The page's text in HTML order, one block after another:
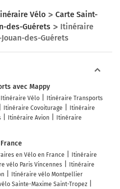
Vélo
Carte Saint-
des-Guérets
Itinéraire
des-Guérets
avec Mappy
Itinéraire Vélo
Itinéraire Transports
Itinéraire Covoiturage
Itinéraire
Itinéraire Avion
Itinéraire
en Vélo en France
Itinéraire
vélo Paris Vincennes
Itinéraire
Itinéraire vélo Montpellier
Sainte-Maxime Saint-Tropez